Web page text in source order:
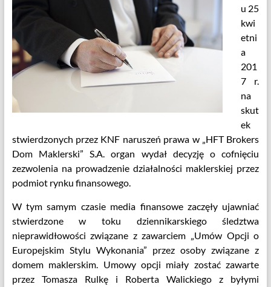
u 25
kwi
etni
a
201
7 r.
na
skut
ek
stwierdzonych przez KNF naruszeń prawa w „HFT Brokers
Dom Maklerski” S.A. organ wydał decyzję o cofnięciu
zezwolenia na prowadzenie działalności maklerskiej przez
podmiot rynku finansowego.
W tym samym czasie media finansowe zaczęły ujawniać
stwierdzone w toku dziennikarskiego śledztwa
nieprawidłowości związane z zawarciem „Umów Opcji o
Europejskim Stylu Wykonania” przez osoby związane z
domem maklerskim. Umowy opcji miały zostać zawarte
przez Tomasza Rulkę i Roberta Walickiego z byłymi